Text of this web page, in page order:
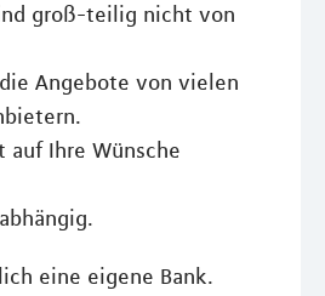
groß-teilig nicht von
Angebote von vielen
auf Ihre Wünsche
eine eigene Bank.